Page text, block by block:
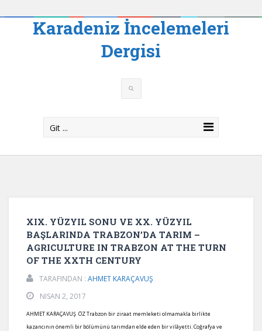
Karadeniz İncelemeleri
Dergisi
Git ...
XIX. YÜZYIL SONU VE XX. YÜZYIL
BAŞLARINDA TRABZON’DA TARIM –
AGRICULTURE IN TRABZON AT THE TURN
OF THE XXTH CENTURY
TARAFINDAN : AHMET KARAÇAVUŞ
NISAN 2, 2017
AHMET KARAÇAVUŞ ÖZ Trabzon bir ziraat memleketi olmamakla birlikte
kazancının önemli bir bölümünü tarımdan elde eden bir vilâyetti. Coğrafya ve